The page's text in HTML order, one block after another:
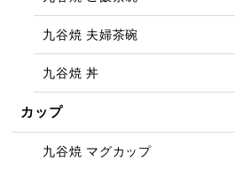
九谷焼 夫婦茶碗
九谷焼 丼
カップ
九谷焼 マグカップ